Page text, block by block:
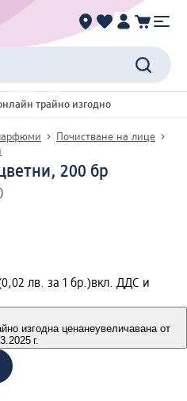
трайно изгодно
Почистване на лице
200 бр
)
лв. за 1 бр.)вкл. ДДС и
изгодна ценанеувеличавана от
г.